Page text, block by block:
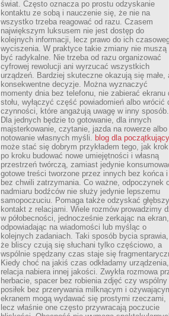
świat. Często oznacza po prostu odzyskanie
kontaktu ze sobą i nauczenie się, że nie na
wszystko trzeba reagować od razu. Czasem
największym luksusem nie jest dostęp do
kolejnych informacji, lecz prawo do ich
wyciszenia. W praktyce takie zmiany nie muszą
być radykalne. Nie trzeba od razu organizować
cyfrowej rewolucji ani wyrzucać wszystkich
urządzeń. Bardziej skuteczne okazują się małe,
konsekwentne decyzje. Można wyznaczyć
momenty dnia bez telefonu, nie zabierać ekranu
stołu, wyłączyć część powiadomień albo wrócić
czynności, które angażują uwagę w inny sposób.
Dla jednych będzie to gotowanie, dla innych
majsterkowanie, czytanie, jazda na rowerze albo
notowanie własnych myśli. blog dla
może stać się dobrym przykładem tego, jak krok
po kroku budować nowe umiejętności i własną
przestrzeń twórczą, zamiast jedynie
gotowe treści tworzone przez innych bez końca i
bez chwili zatrzymania. Co ważne, odpoczynek
nadmiaru bodźców nie służy jedynie lepszemu
samopoczuciu. Pomaga także odzyskać głębszy
kontakt z relacjami. Wiele rozmów prowadzimy
w półobecności, jednocześnie zerkając na ekran,
odpowiadając na wiadomości lub myśląc o
kolejnych zadaniach. Taki sposób bycia sprawia,
że bliscy czują się słuchani tylko częściowo, a
wspólnie spędzany czas staje się
Kiedy choć na jakiś czas odkładamy urządzenia,
relacja nabiera innej jakości. Zwykła rozmowa
herbacie, spacer bez robienia zdjęć czy wspólny
posiłek bez przerywania milknącym i
ekranem mogą wydawać się prostymi rzeczami,
lecz właśnie one często przywracają poczucie